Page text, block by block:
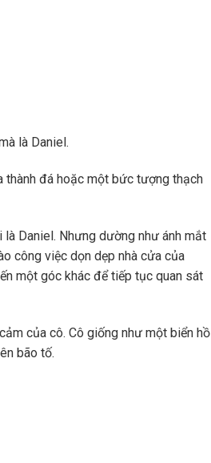
là Daniel.
thành đá hoặc một bức tượng thạch
Daniel. Nhưng dường như ánh mắt
công việc dọn dẹp nhà cửa của
một góc khác để tiếp tục quan sát
của cô. Cô giống như một biển hồ
bão tố.